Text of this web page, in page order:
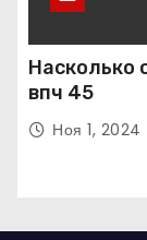
Насколько
впч 45
Ноя 1, 2024